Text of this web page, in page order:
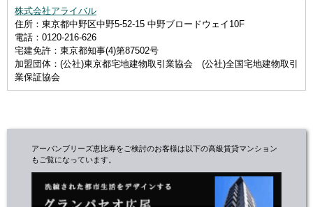
株式会社アライバル
住所：東京都中野区中野5-52-15 中野ブロードウェイ10F
電話：0120-216-626
宅建免許：東京都知事(4)第87502号
加盟団体：(公社)東京都宅地建物取引業協会 (公社)全国宅地建物取引
業保証協会
アーバンブリーズ恵比寿をご検討のお客様は以下の高級賃貸マンション
もご覧になっています。